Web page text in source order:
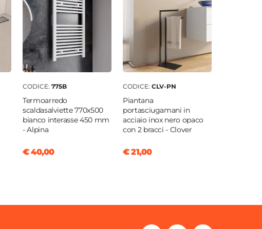
CODICE: 775B
Termoarredo
scaldasalviette 770x500
bianco interasse 450 mm
- Alpina
€ 40,00
CODICE: CLV-PN
Piantana
portasciugamani in
acciaio inox nero opaco
con 2 bracci - Clover
€ 21,00